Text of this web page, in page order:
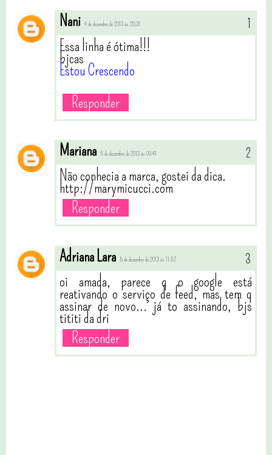
Nani 4 de dezembro de 2013 às 20:31
Essa linha é ótima!!!
bjcas
Estou Crescendo
Responder
Mariana 5 de dezembro de 2013 às 00:41
Não conhecia a marca, gostei da dica.
http://marymicucci.com
Responder
Adriana Lara 5 de dezembro de 2013 às 11:57
oi amada, parece q o google está
reativando o serviço de feed, mas tem q
assinar de novo... já to assinando, bjs
tititi da dri
Responder